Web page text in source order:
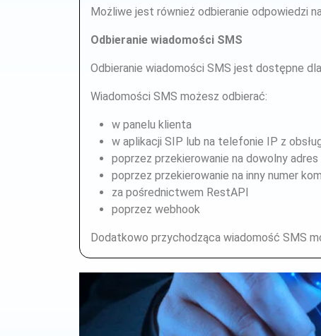
Możliwe jest również odbieranie odpowiedzi
Odbieranie wiadomości SMS
Odbieranie wiadomości SMS jest dostępne
Wiadomości SMS możesz odbierać:
w panelu klienta
w aplikacji SIP lub na telefonie IP z
poprzez przekierowanie na dowolny adres
poprzez przekierowanie na inny numer
za pośrednictwem RestAPI
poprzez webhook
Dodatkowo przychodząca wiadomość SMS